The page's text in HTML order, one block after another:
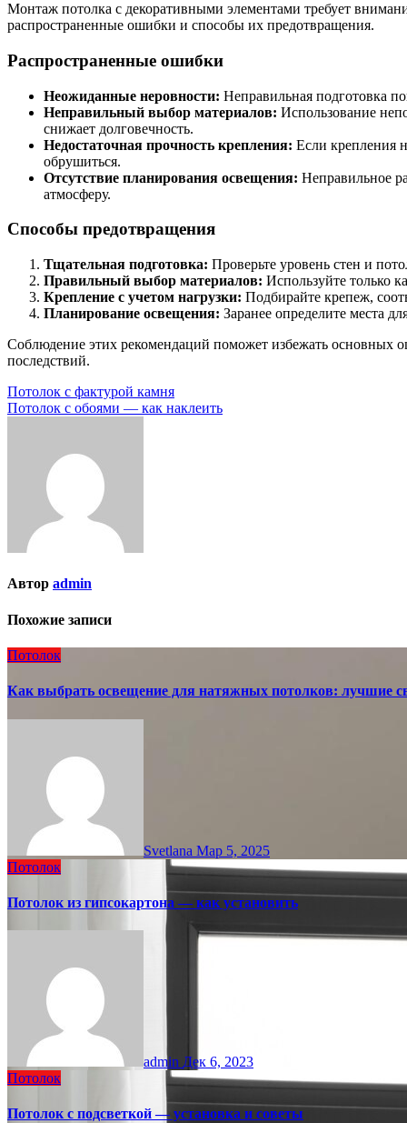
Монтаж потолка с декоративными элементами требует
распространенные ошибки и способы их предотвращения.
Распространенные ошибки
Неожиданные неровности: Неправильная подготовка
Неправильный выбор материалов: Использование
снижает долговечность.
Недостаточная прочность крепления: Если крепления
обрушиться.
Отсутствие планирования освещения: Неправильное
атмосферу.
Способы предотвращения
Тщательная подготовка: Проверьте уровень стен и
Правильный выбор материалов: Используйте только
Крепление с учетом нагрузки: Подбирайте крепеж,
Планирование освещения: Заранее определите места
Соблюдение этих рекомендаций поможет избежать основных
последствий.
Навигация
по
Потолок с фактурой камня
Потолок с обоями — как наклеить
Автор admin
Похожие записи
Потолок
Как выбрать освещение для натяжных потолков: лучшие
Svetlana Мар 5, 2025
Потолок
Потолок из гипсокартона — как установить
admin Дек 6, 2023
Потолок
Потолок с подсветкой — установка и советы